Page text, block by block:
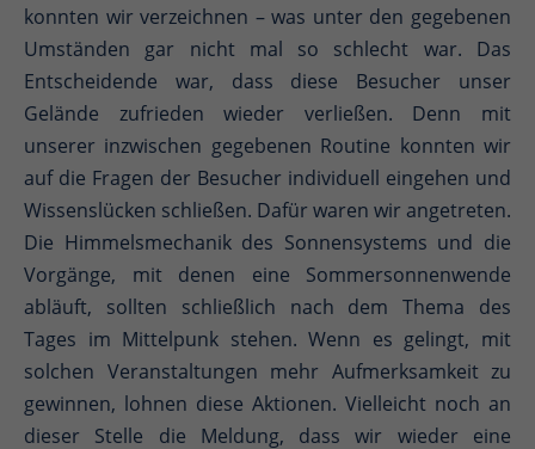
konnten wir verzeichnen – was unter den gegebenen
Umständen gar nicht mal so schlecht war. Das
Entscheidende war, dass diese Besucher unser
Gelände zufrieden wieder verließen. Denn mit
unserer inzwischen gegebenen Routine konnten wir
auf die Fragen der Besucher individuell eingehen und
Wissenslücken schließen. Dafür waren wir angetreten.
Die Himmelsmechanik des Sonnensystems und die
Vorgänge, mit denen eine Sommersonnenwende
abläuft, sollten schließlich nach dem Thema des
Tages im Mittelpunk stehen. Wenn es gelingt, mit
solchen Veranstaltungen mehr Aufmerksamkeit zu
gewinnen, lohnen diese Aktionen. Vielleicht noch an
dieser Stelle die Meldung, dass wir wieder eine